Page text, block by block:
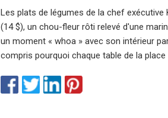
Les plats de légumes de la chef
(14 $), un chou-fleur rôti relevé d'une
un moment « whoa » avec son intérieur
compris pourquoi chaque table de la place